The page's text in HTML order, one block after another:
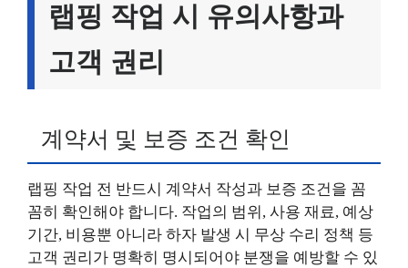
랩핑 작업 시 유의사항과
고객 권리
계약서 및 보증 조건 확인
랩핑 작업 전 반드시 계약서 작성과 보증 조건을 꼼
꼼히 확인해야 합니다. 작업의 범위, 사용 재료, 예상
기간, 비용뿐 아니라 하자 발생 시 무상 수리 정책 등
고객 권리가 명확히 명시되어야 분쟁을 예방할 수 있